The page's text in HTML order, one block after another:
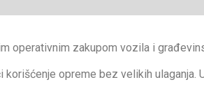
operativnim zakupom vozila i
opreme bez velikih